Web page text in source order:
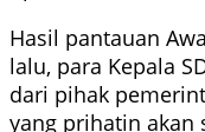
Hasil pantauan
lalu, para Kepala
dari pihak
yang prihatin akan